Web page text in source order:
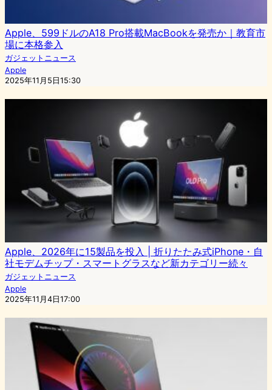
Apple、599ドルのA18 Pro搭載MacBookを発売か｜教育市
場に本格参入
ガジェットニュース
Apple
2025年11月5日15:30
Apple、2026年に15製品を投入 | 折りたたみ式iPhone・自
社モデムチップ・スマートグラスなど新カテゴリー続々
ガジェットニュース
Apple
2025年11月4日17:00